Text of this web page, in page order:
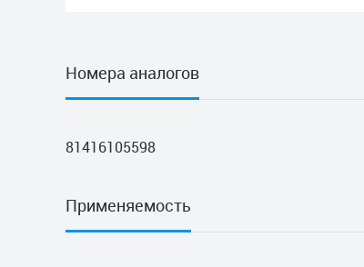
Номера аналогов
81416105598
Применяемость